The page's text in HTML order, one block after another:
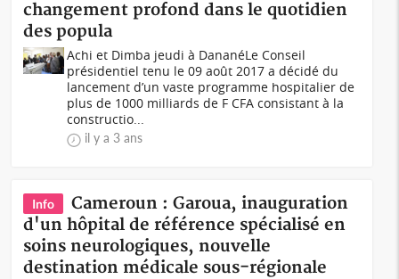
changement profond dans le quotidien
des popula
Achi et Dimba jeudi à DananéLe Conseil
présidentiel tenu le 09 août 2017 a décidé du
lancement d’un vaste programme hospitalier de
plus de 1000 milliards de F CFA consistant à la
constructio...
il y a 3 ans
Info
Cameroun : Garoua, inauguration
d'un hôpital de référence spécialisé en
soins neurologiques, nouvelle
destination médicale sous-régionale